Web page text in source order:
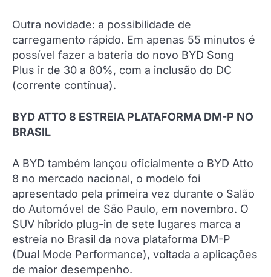
Outra novidade: a possibilidade de
carregamento rápido. Em apenas 55 minutos é
possível fazer a bateria do novo BYD Song
Plus ir de 30 a 80%, com a inclusão do DC
(corrente contínua).
BYD ATTO 8 ESTREIA PLATAFORMA DM-P NO
BRASIL
A BYD também lançou oficialmente o BYD Atto
8 no mercado nacional, o modelo foi
apresentado pela primeira vez durante o Salão
do Automóvel de São Paulo, em novembro. O
SUV híbrido plug-in de sete lugares marca a
estreia no Brasil da nova plataforma DM-P
(Dual Mode Performance), voltada a aplicações
de maior desempenho.